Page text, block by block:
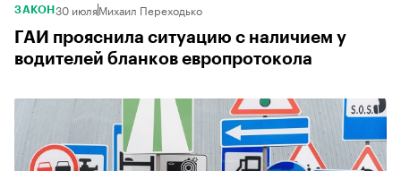
ЗАКОН 30 июляМихаил Переходько
ГАИ прояснила ситуацию с наличием у
водителей бланков европротокола